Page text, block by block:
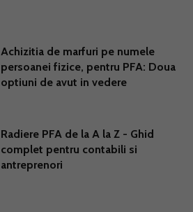
Achizitia de marfuri pe numele
persoanei fizice, pentru PFA: Doua
optiuni de avut in vedere
Radiere PFA de la A la Z - Ghid
complet pentru contabili si
antreprenori